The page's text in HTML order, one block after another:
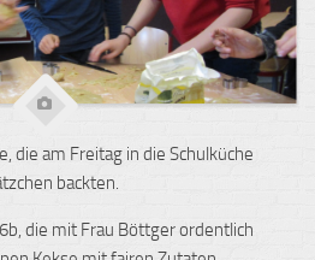
die am Freitag in die Schulküche
backten.
die mit Frau Böttger ordentlich